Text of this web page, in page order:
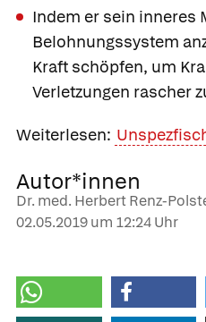
Indem er sein inneres
Belohnungssystem
Kraft schöpfen, um
Verletzungen rascher
Weiterlesen:
Autor*innen
Dr. med. Herbert Renz-
02.05.2019um 12:24 Uhr